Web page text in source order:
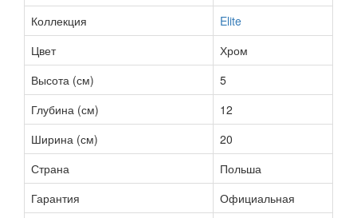
Коллекция
Elite
Цвет
Хром
Высота (см)
5
Глубина (см)
12
Ширина (см)
20
Страна
Польша
Гарантия
Официальная